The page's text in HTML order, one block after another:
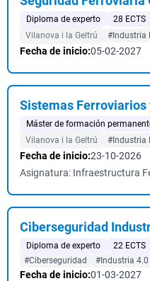
Diploma de experto 28 ECTS
Vilanova i la Geltrú
#Industria
Fecha de inicio:05-02-2027
Sistemas Ferroviarios
Máster de formación
Vilanova i la Geltrú
#Industria
Fecha de inicio:23-10-2026
Asignatura: Infraestructura
Ciberseguridad
Diploma de experto 22 ECTS
#Ciberseguridad
#Industria 4.0
Fecha de inicio:01-03-2027